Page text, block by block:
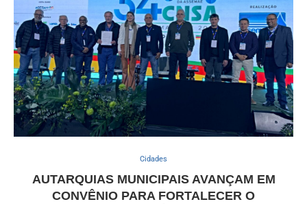
Cidades
AUTARQUIAS MUNICIPAIS AVANÇAM EM
CONVÊNIO PARA FORTALECER O